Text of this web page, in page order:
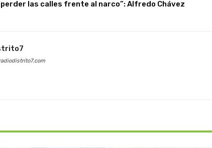
las calles frente al narco”: Alfredo Chávez